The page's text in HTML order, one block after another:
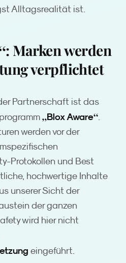
Alltagsrealität ist.
: Marken werden
verpflichtet
Partnerschaft ist das
„Blox Aware“
werden vor der
Protokollen und Best
hochwertige Inhalte
unserer Sicht der
der ganzen
wird hier nicht
eingeführt.